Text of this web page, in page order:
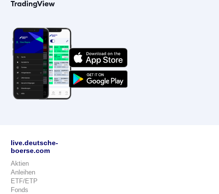
live.deutsche-
boerse.com
Aktien
Anleihen
ETF/ETP
Fonds